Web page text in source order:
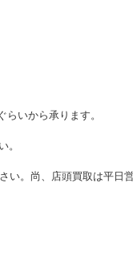
いから承ります。
。
。尚、店頭買取は平日